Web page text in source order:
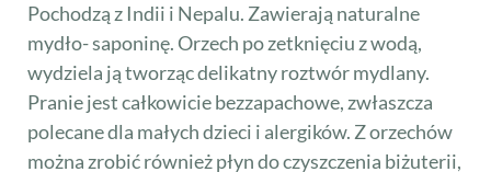
Pochodzą z Indii i Nepalu. Zawierają naturalne
mydło- saponinę. Orzech po zetknięciu z wodą,
wydziela ją tworząc delikatny roztwór mydlany.
Pranie jest całkowicie bezzapachowe, zwłaszcza
polecane dla małych dzieci i alergików. Z orzechów
można zrobić również płyn do czyszczenia biżuterii,